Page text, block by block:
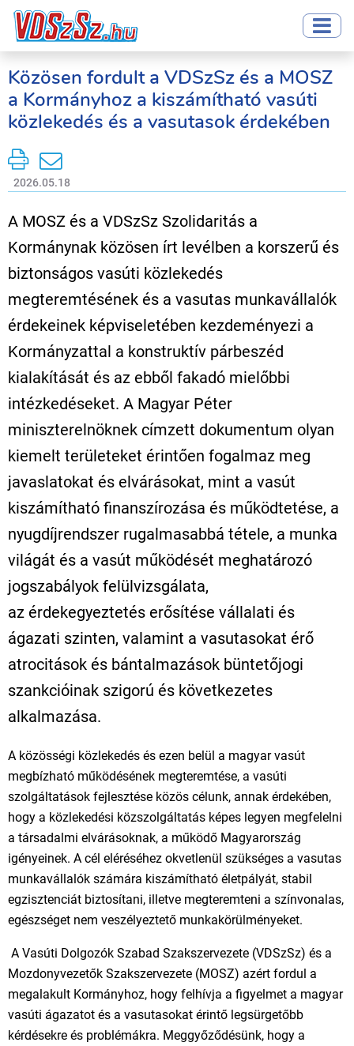
Közösen fordult a VDSzSz és a MOSZ
a Kormányhoz a kiszámítható vasúti
közlekedés és a vasutasok érdekében
2026.05.18
A MOSZ és a VDSzSz Szolidaritás a
Kormánynak közösen írt levélben a korszerű és
biztonságos vasúti közlekedés
megteremtésének és a vasutas munkavállalók
érdekeinek képviseletében kezdeményezi a
Kormányzattal a konstruktív párbeszéd
kialakítását és az ebből fakadó mielőbbi
intézkedéseket. A Magyar Péter
miniszterelnöknek címzett dokumentum olyan
kiemelt területeket érintően fogalmaz meg
javaslatokat és elvárásokat, mint a vasút
kiszámítható finanszírozása és működtetése, a
nyugdíjrendszer rugalmasabbá tétele, a munka
világát és a vasút működését meghatározó
jogszabályok felülvizsgálata,
az érdekegyeztetés erősítése vállalati és
ágazati szinten, valamint a vasutasokat érő
atrocitások és bántalmazások büntetőjogi
szankcióinak szigorú és következetes
alkalmazása.
A közösségi közlekedés és ezen belül a magyar vasút
megbízható működésének megteremtése, a vasúti
szolgáltatások fejlesztése közös célunk, annak érdekében,
hogy a közlekedési közszolgáltatás képes legyen megfelelni
a társadalmi elvárásoknak, a működő Magyarország
igényeinek. A cél eléréséhez okvetlenül szükséges a vasutas
munkavállalók számára kiszámítható életpályát, stabil
egzisztenciát biztosítani, illetve megteremteni a színvonalas,
egészséget nem veszélyeztető munkakörülményeket.
A Vasúti Dolgozók Szabad Szakszervezete (VDSzSz) és a
Mozdonyvezetők Szakszervezete (MOSZ) azért fordul a
megalakult Kormányhoz, hogy felhívja a figyelmet a magyar
vasúti ágazatot és a vasutasokat érintő legsürgetőbb
kérdésekre és problémákra. Meggyőződésünk, hogy a